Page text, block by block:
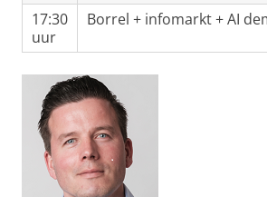
17:30
uur
Borrel + infomarkt + AI